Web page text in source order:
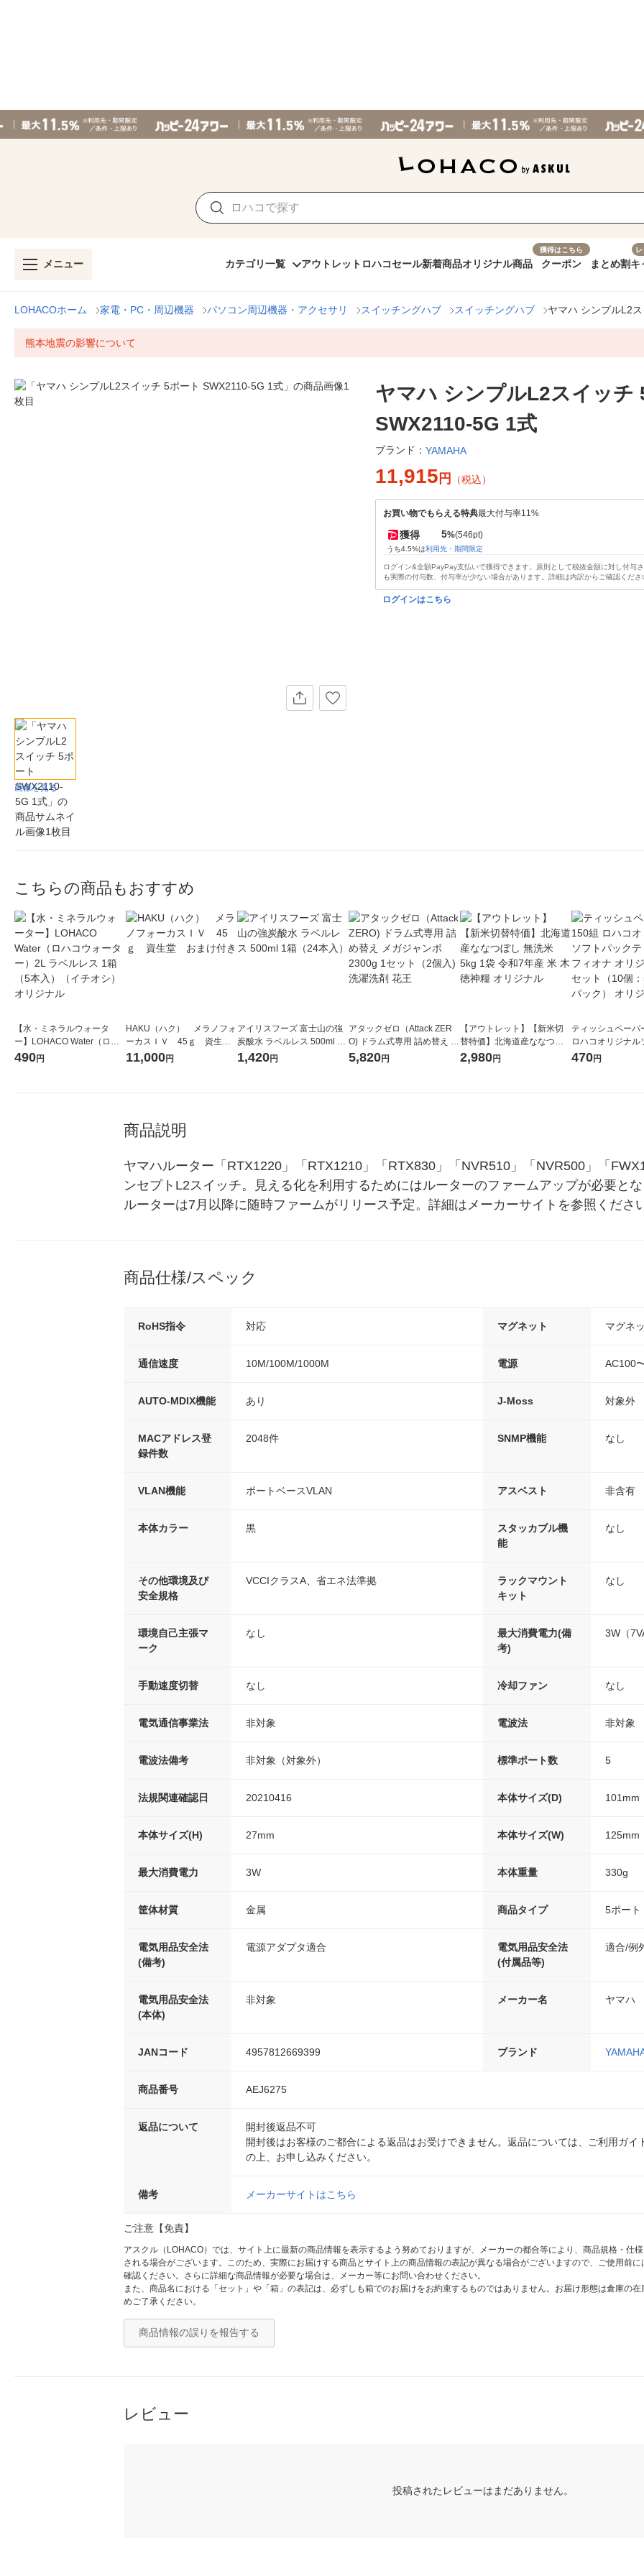
メニュー カテゴリ一覧 アウトレット ロハコセール新着商品オリジナル商品
獲得はこちら
クーポン まとめ割キ
LOHACOホーム 家電・PC・周辺機器 パソコン周辺機器・アクセサリ スイッチングハブ スイッチングハブ ヤマハ シンプルL2
熊本地震の影響について
画像を見る
ヤマハ シンプルL2スイッチ
SWX2110-5G 1式
ブランド： YAMAHA
11,915 円 （税込）
お買い物でもらえる特典最大付与率11%
獲得 5%(546pt)
うち4.5%は利用先・期間限定
ログイン&全額PayPay支払いで獲得できます。原則として税抜金額に対し付与
も実際の付与数、付与率が少ない場合があります。詳細は内訳からご確認くださ
ログインはこちら
こちらの商品もおすすめ
【水・ミネラルウォータ
ー】LOHACO Water（ロハ
コウォーター）2L ラベルレ
490円
HAKU（ハク） メラノフォ
ーカスＩＶ 45ｇ 資生
堂 おまけ付き
11,000円
アイリスフーズ 富士山の強
炭酸水 ラベルレス 500ml 1
箱（24本入）
1,420円
アタックゼロ（Attack ZER
O) ドラム式専用 詰め替え メ
ガジャンボ 2300g 1セット
5,820円
【アウトレット】【新米切
替特価】北海道産ななつぼ
し 無洗米 5kg 1袋 令和7年産
2,980円
ティッシュペーパ
ロハコオリジナル
ックティッシュ
470円
商品説明
ヤマハルーター「RTX1220」「RTX1210」「RTX830」「NVR510」「NVR500」「
ンセプトL2スイッチ。見える化を利用するためにはルーターのファームアップが必要と
ルーターは7月以降に随時ファームがリリース予定。詳細はメーカーサイトを参照くださ
商品仕様/スペック
RoHS指令 対応 マグネット マグネ
通信速度 10M/100M/1000M 電源 AC100
AUTO-MDIX機能 あり J-Moss 対象外
MACアドレス登
録件数
2048件 SNMP機能 なし
VLAN機能 ポートベースVLAN アスベスト 非含有
本体カラー 黒
スタッカブル機
能
なし
その他環境及び
安全規格
VCCIクラスA、省エネ法準拠
ラックマウント
キット
なし
環境自己主張マ
ーク
なし
最大消費電力(備
考)
3W（
手動速度切替 なし 冷却ファン なし
電気通信事業法 非対象 電波法 非対象
電波法備考 非対象（対象外） 標準ポート数 5
法規関連確認日 20210416 本体サイズ(D) 101mm
本体サイズ(H) 27mm 本体サイズ(W) 125mm
最大消費電力 3W 本体重量 330g
筐体材質 金属 商品タイプ 5ポート
電気用品安全法
(備考)
電源アダプタ適合
電気用品安全法
(付属品等)
適合/例
電気用品安全法
(本体)
非対象 メーカー名 ヤマハ
JANコード 4957812669399 ブランド
商品番号 AEJ6275
返品について
開封後返品不可
開封後はお客様のご都合による返品はお受けできません。返品については、ご利用ガ
の上、お申し込みください。
備考 メーカーサイトはこちら
ご注意【免責】
アスクル（LOHACO）では、サイト上に最新の商品情報を表示するよう努めておりますが、メーカーの都合等により、商品規格・仕
される場合がございます。このため、実際にお届けする商品とサイト上の商品情報の表記が異なる場合がございますので、ご使用前
確認ください。さらに詳細な商品情報が必要な場合は、メーカー等にお問い合わせください。
また、商品名における「セット」や「箱」の表記は、必ずしも箱でのお届けをお約束するものではありません。お届け形態は倉庫の
めご了承ください。
商品情報の誤りを報告する
レビュー
投稿されたレビューはまだありません。